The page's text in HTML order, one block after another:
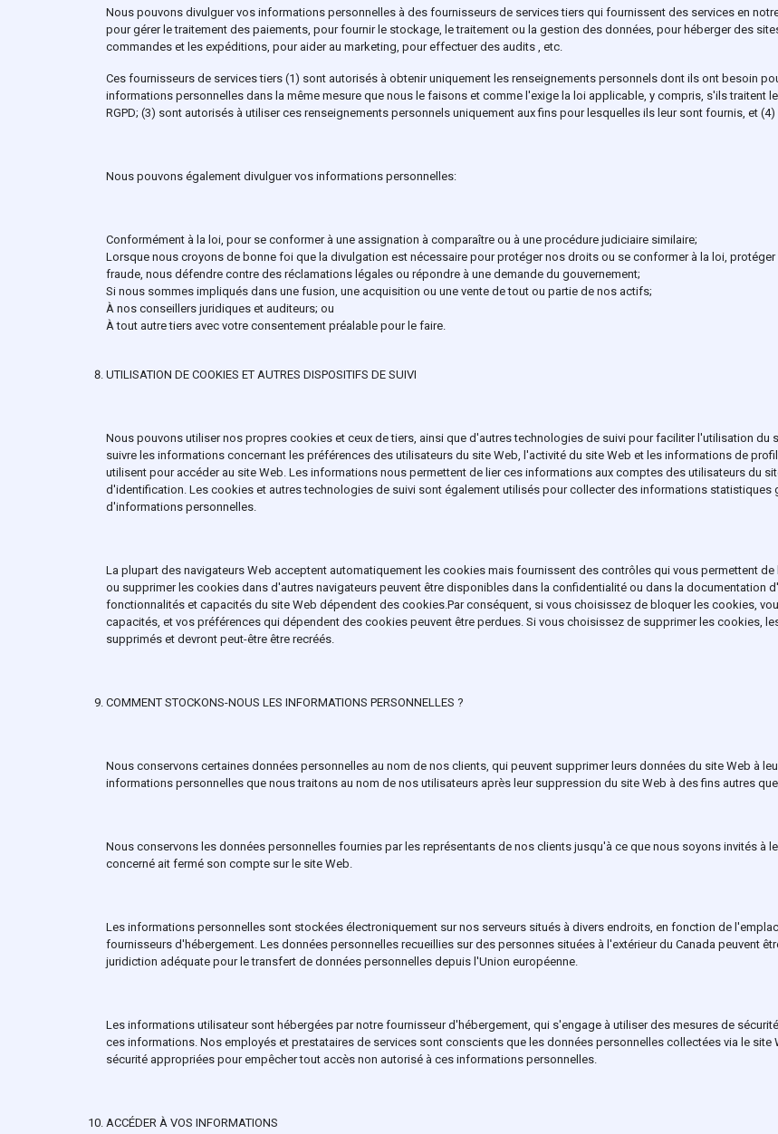
Nous pouvons divulguer vos informations personnelles à des fournisseurs de services tiers qui fournissent des services en
pour gérer le traitement des paiements, pour fournir le stockage, le traitement ou la gestion des données, pour héberger des
commandes et les expéditions, pour aider au marketing, pour effectuer des audits , etc.
Ces fournisseurs de services tiers (1) sont autorisés à obtenir uniquement les renseignements personnels dont ils ont besoin
informations personnelles dans la même mesure que nous le faisons et comme l'exige la loi applicable, y compris, s'ils traitent
RGPD; (3) sont autorisés à utiliser ces renseignements personnels uniquement aux fins pour lesquelles ils leur sont fournis, et
Nous pouvons également divulguer vos informations personnelles:
Conformément à la loi, pour se conformer à une assignation à comparaître ou à une procédure judiciaire similaire;
Lorsque nous croyons de bonne foi que la divulgation est nécessaire pour protéger nos droits ou se conformer à la loi,
fraude, nous défendre contre des réclamations légales ou répondre à une demande du gouvernement;
Si nous sommes impliqués dans une fusion, une acquisition ou une vente de tout ou partie de nos actifs;
À nos conseillers juridiques et auditeurs; ou
À tout autre tiers avec votre consentement préalable pour le faire.
UTILISATION DE COOKIES ET AUTRES DISPOSITIFS DE SUIVI
Nous pouvons utiliser nos propres cookies et ceux de tiers, ainsi que d'autres technologies de suivi pour faciliter l'utilisation du
suivre les informations concernant les préférences des utilisateurs du site Web, l'activité du site Web et les informations de
utilisent pour accéder au site Web. Les informations nous permettent de lier ces informations aux comptes des utilisateurs du
d'identification. Les cookies et autres technologies de suivi sont également utilisés pour collecter des informations statistiques
d'informations personnelles.
La plupart des navigateurs Web acceptent automatiquement les cookies mais fournissent des contrôles qui vous permettent
ou supprimer les cookies dans d'autres navigateurs peuvent être disponibles dans la confidentialité ou dans la documentation
fonctionnalités et capacités du site Web dépendent des cookies.Par conséquent, si vous choisissez de bloquer les cookies,
capacités, et vos préférences qui dépendent des cookies peuvent être perdues. Si vous choisissez de supprimer les cookies,
supprimés et devront peut-être être recréés.
COMMENT STOCKONS-NOUS LES INFORMATIONS PERSONNELLES ?
Nous conservons certaines données personnelles au nom de nos clients, qui peuvent supprimer leurs données du site Web à
informations personnelles que nous traitons au nom de nos utilisateurs après leur suppression du site Web à des fins autres
Nous conservons les données personnelles fournies par les représentants de nos clients jusqu'à ce que nous soyons invités à
concerné ait fermé son compte sur le site Web.
Les informations personnelles sont stockées électroniquement sur nos serveurs situés à divers endroits, en fonction de
fournisseurs d'hébergement. Les données personnelles recueillies sur des personnes situées à l'extérieur du Canada peuvent
juridiction adéquate pour le transfert de données personnelles depuis l'Union européenne.
Les informations utilisateur sont hébergées par notre fournisseur d'hébergement, qui s'engage à utiliser des mesures de
ces informations. Nos employés et prestataires de services sont conscients que les données personnelles collectées via le
sécurité appropriées pour empêcher tout accès non autorisé à ces informations personnelles.
ACCÉDER À VOS INFORMATIONS